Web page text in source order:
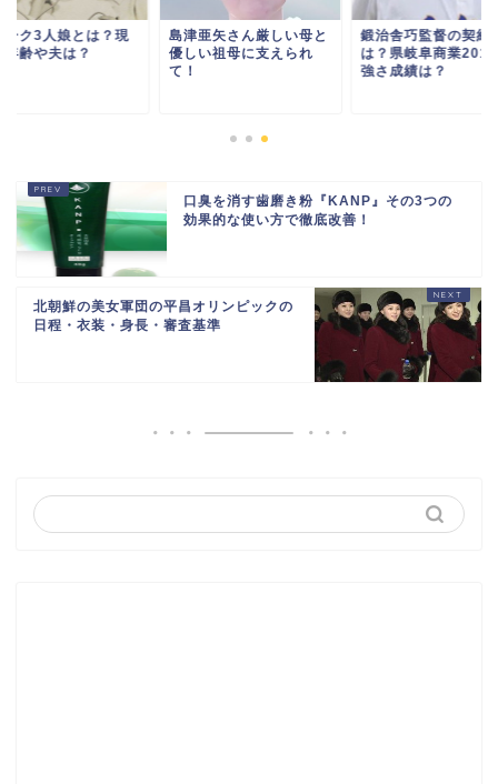
ーク3人娘とは？現
年齢や夫は？
島津亜矢さん厳しい母と
優しい祖母に支えられ
て！
鍛治舎巧監督の契約
は？県岐阜商業
強さ成績は？
口臭を消す歯磨き粉『KANP』その3つの
効果的な使い方で徹底改善！
北朝鮮の美女軍団の平昌オリンピックの
日程・衣装・身長・審査基準